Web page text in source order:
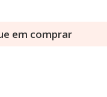
em comprar